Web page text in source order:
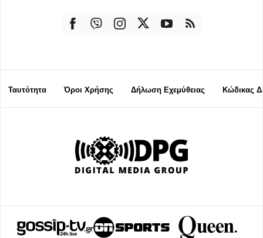
Ταυτότητα Όροι Χρήσης Δήλωση Εχεμύθειας Κώδικας